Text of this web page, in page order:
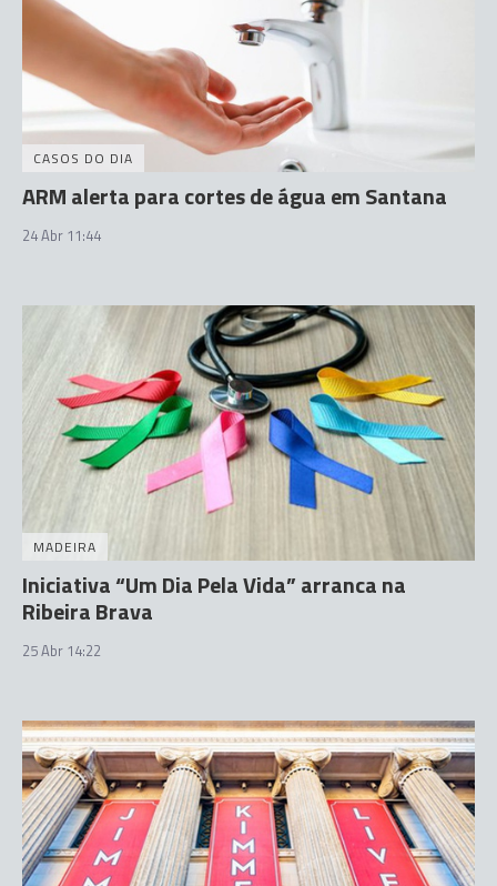
CASOS DO DIA
ARM alerta para cortes de água em Santana
24 Abr 11:44
MADEIRA
Iniciativa “Um Dia Pela Vida” arranca na
Ribeira Brava
25 Abr 14:22